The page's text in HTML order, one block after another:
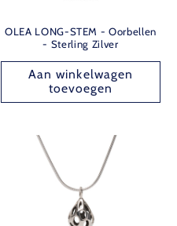
OLEA LONG-STEM - Oorbellen
- Sterling Zilver
Aan winkelwagen
toevoegen